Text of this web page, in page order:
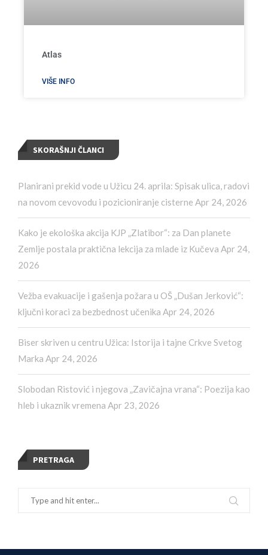
Atlas
VIŠE INFO
SKORAŠNJI ČLANCI
Planirani prekid vode u Užicu 24. aprila: Spisak ulica, radovi
na novom cevovodu i pozicioniranje cisterne Apr 24, 2026
Kako je ekološka akcija KJP „Zlatibor“: za Dan planete
Zemlje postala praktična lekcija za mlade iz Kučeva Apr 24,
2026
Vežba evakuacije i gašenja požara u OŠ „Dušan Jerković“:
ključni koraci za bezbednost učenika Apr 24, 2026
Biser skriven u centru Užica: Istorija i tajne Crkve Svetog
Marka Apr 24, 2026
Slobodan Ristović i njegova „Zavičajna vrana“: Poezija kao
hleb i ukaznik vremena Apr 23, 2026
PRETRAGA